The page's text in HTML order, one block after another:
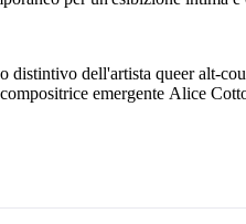
dell'artista queer alt-
emergente Alice